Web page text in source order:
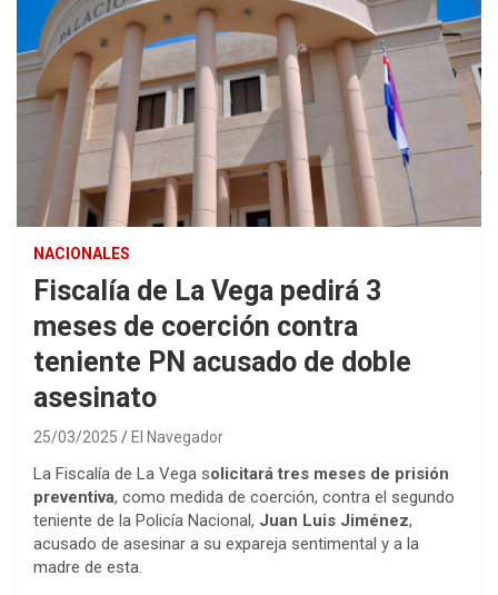
NACIONALES
Fiscalía de La Vega pedirá 3
meses de coerción contra
teniente PN acusado de doble
asesinato
25/03/2025 El Navegador
La Fiscalía de La Vega solicitará tres meses de prisión
preventiva, como medida de coerción, contra el segundo
teniente de la Policía Nacional, Juan Luis Jiménez,
acusado de asesinar a su expareja sentimental y a la
madre de esta.